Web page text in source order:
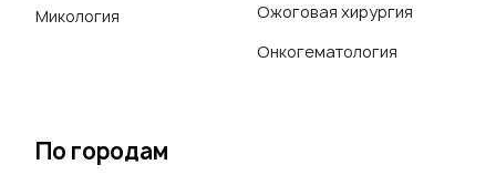
Микология
Ожоговая хирургия
Онкогематология
По городам